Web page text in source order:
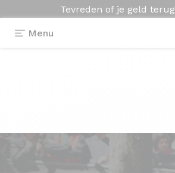
Tevreden of je geld terug
Menu